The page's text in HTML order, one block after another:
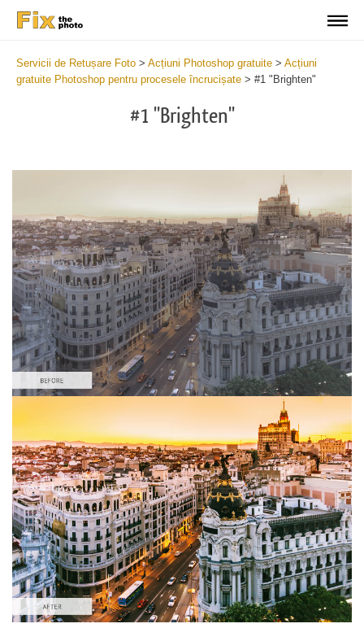
Servicii de Retușare Foto > Acțiuni Photoshop gratuite > Acțiuni
gratuite Photoshop pentru procesele încrucișate > #1 "Brighten"
#1 "Brighten"
Te rog selecteaza
Powerful Instagram
Portrait Complete
Entire Collection
Descărcare gratuită